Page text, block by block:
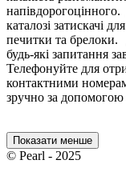
каталозі затискачі
печитки та брелоки.
будь-які запитання
Телефонуйте для
контактними
зручно за
Показати менше
© Pearl - 2025